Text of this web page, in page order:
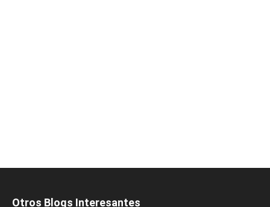
Otros Blogs Interesantes